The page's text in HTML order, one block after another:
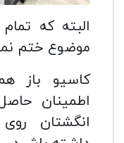
موضوع ختم
کاسیو باز
اطمینان
انگشتان